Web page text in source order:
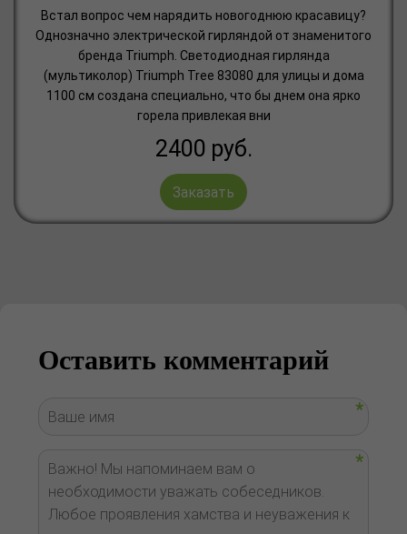
Встал вопрос чем нарядить новогоднюю красавицу?
Однозначно электрической гирляндой от знаменитого
бренда Triumph. Светодиодная гирлянда
(мультиколор) Triumph Tree 83080 для улицы и дома
1100 см создана специально, что бы днем она ярко
горела привлекая вни
2400 руб.
Заказать
Оставить комментарий